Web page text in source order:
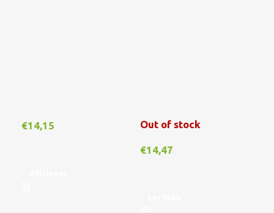
€14,15 Out of stock
€14,47